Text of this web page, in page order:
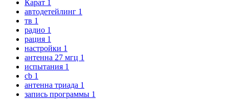
Карат 1
автодетейлинг 1
тв 1
радио 1
рация 1
настройки 1
антенна 27 мгц 1
испытания 1
cb 1
антенна триада 1
запись программы 1